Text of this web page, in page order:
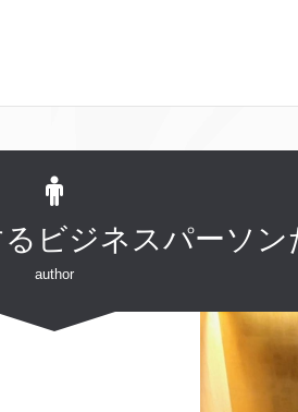
ビジネスパーソン
author